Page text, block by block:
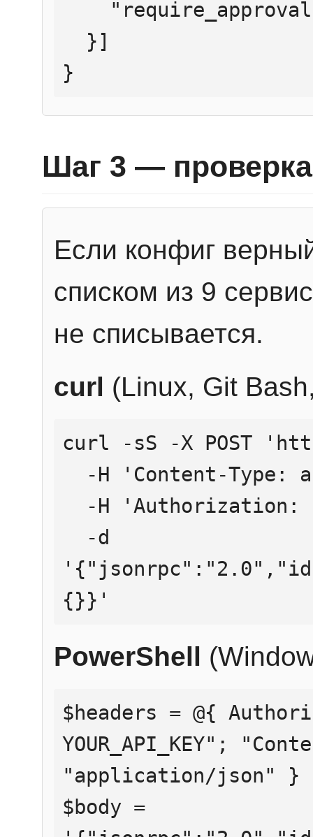
}
Шаг 3 — проверка
Если конфиг
списком из 9
не списывается.
curl (Linux, Git
curl -sS -X POST
{}}'
PowerShell
$headers = @{
YOUR_API_KEY";
"application/json" }
$body =